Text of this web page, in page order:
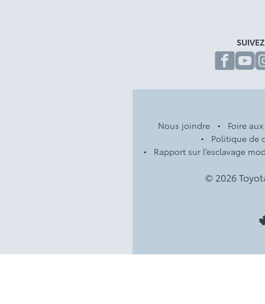
Nous joindre
Foire
Politique de
Rapport sur l’esclavage
© 2026